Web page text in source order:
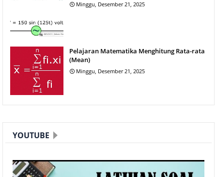
Minggu, Desember 21, 2025
Pelajaran Matematika Menghitung Rata-rata
(Mean)
Minggu, Desember 21, 2025
YOUTUBE